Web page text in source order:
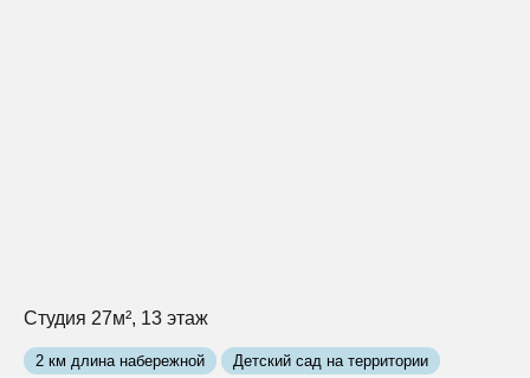
Студия 27м², 13 этаж
2 км длина набережной
Детский сад на территории